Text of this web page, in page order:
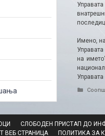
Имено,
на
СЛОБОДЕН ПРИСТАП ДО
ВЕБ СТРАНИЦА
ПОЛИТИКА ЗА